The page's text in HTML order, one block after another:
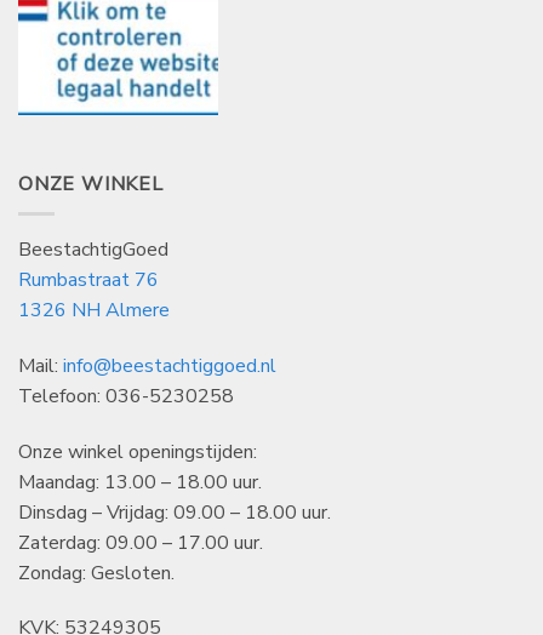
ONZE WINKEL
BeestachtigGoed
Rumbastraat 76
1326 NH Almere
Mail: info@beestachtiggoed.nl
Telefoon: 036-5230258
Onze winkel openingstijden:
Maandag: 13.00 – 18.00 uur.
Dinsdag – Vrijdag: 09.00 – 18.00 uur.
Zaterdag: 09.00 – 17.00 uur.
Zondag: Gesloten.
KVK: 53249305